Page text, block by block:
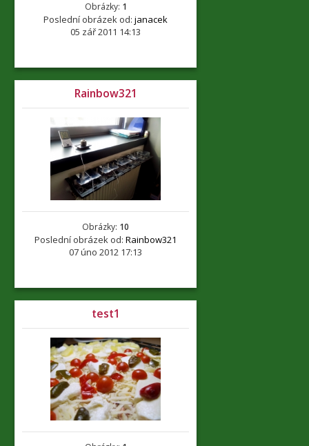
Obrázky: 1
Poslední obrázek od: janacek
05 zář 2011 14:13
Rainbow321
Obrázky: 10
Poslední obrázek od: Rainbow321
07 úno 2012 17:13
test1